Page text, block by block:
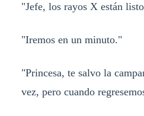
"Jefe, los rayos X están
"Iremos en un minuto."
"Princesa, te salvo la
vez, pero cuando